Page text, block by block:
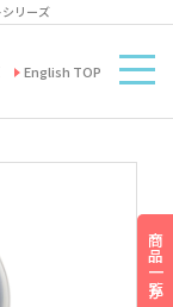
リーズ
English TOP